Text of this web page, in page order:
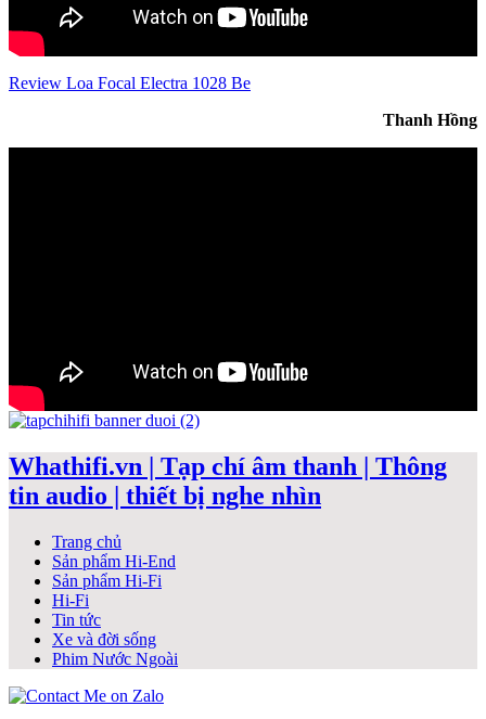
Review Loa Focal Electra 1028 Be
Thanh Hồng
Whathifi.vn | Tạp chí âm thanh | Thông
tin audio | thiết bị nghe nhìn
Trang chủ
Sản phẩm Hi-End
Sản phẩm Hi-Fi
Hi-Fi
Tin tức
Xe và đời sống
Phim Nước Ngoài